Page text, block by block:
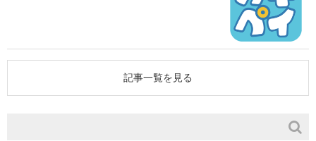
記事一覧を見る